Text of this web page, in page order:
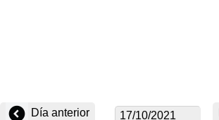
Día anterior